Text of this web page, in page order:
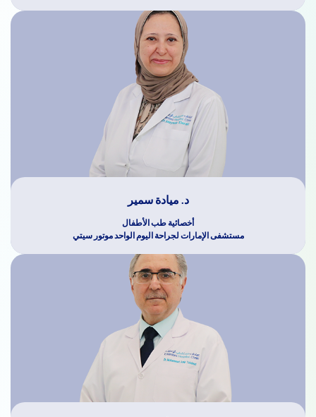
د. ميادة سمير
أخصائية طب الأطفال
مستشفى الإمارات لجراحة اليوم الواحد موتور سيتي